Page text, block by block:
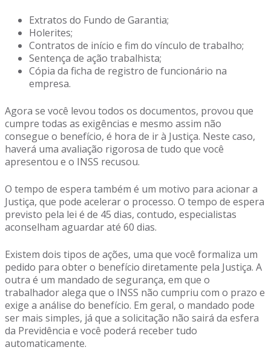
Extratos do Fundo de Garantia;
Holerites;
Contratos de início e fim do vínculo de trabalho;
Sentença de ação trabalhista;
Cópia da ficha de registro de funcionário na
empresa.
Agora se você levou todos os documentos, provou que
cumpre todas as exigências e mesmo assim não
consegue o benefício, é hora de ir à Justiça. Neste caso,
haverá uma avaliação rigorosa de tudo que você
apresentou e o INSS recusou.
O tempo de espera também é um motivo para acionar a
Justiça, que pode acelerar o processo. O tempo de espera
previsto pela lei é de 45 dias, contudo, especialistas
aconselham aguardar até 60 dias.
Existem dois tipos de ações, uma que você formaliza um
pedido para obter o benefício diretamente pela Justiça. A
outra é um mandado de segurança, em que o
trabalhador alega que o INSS não cumpriu com o prazo e
exige a análise do benefício. Em geral, o mandado pode
ser mais simples, já que a solicitação não sairá da esfera
da Previdência e você poderá receber tudo
automaticamente.